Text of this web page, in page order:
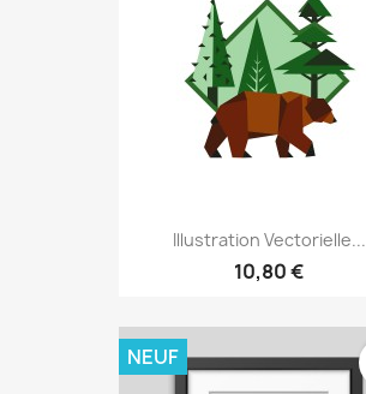
Illustration Vectorielle...
10,80 €
NEUF